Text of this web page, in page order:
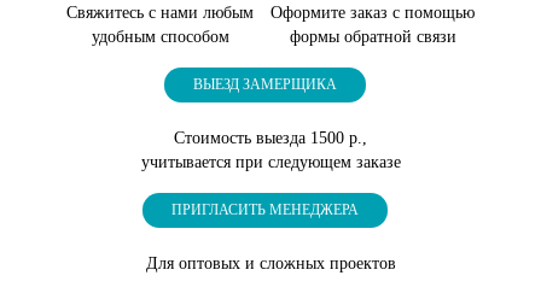
Свяжитесь с нами любым
удобным способом
Оформите заказ с помощью
формы обратной связи
ВЫЕЗД ЗАМЕРЩИКА
Стоимость выезда 1500 р.,
учитывается при следующем заказе
ПРИГЛАСИТЬ МЕНЕДЖЕРА
Для оптовых и сложных проектов